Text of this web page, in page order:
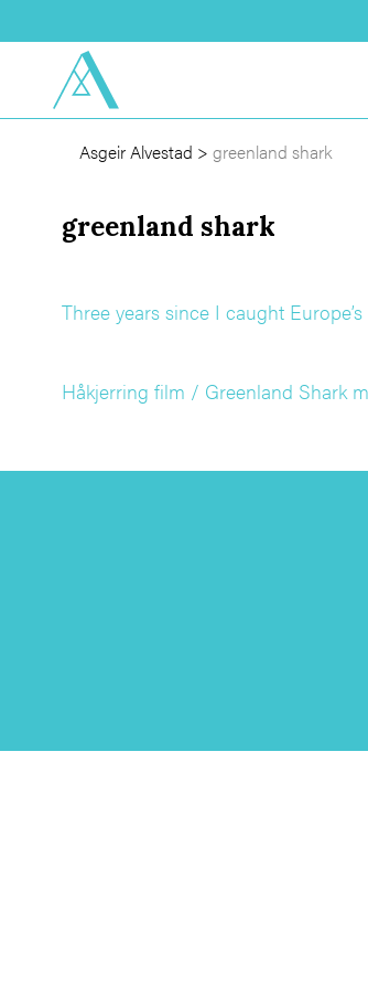
Asgeir Alvestad > greenland shark
greenland shark
Three years since I caught
Håkjerring film / Greenland Shark